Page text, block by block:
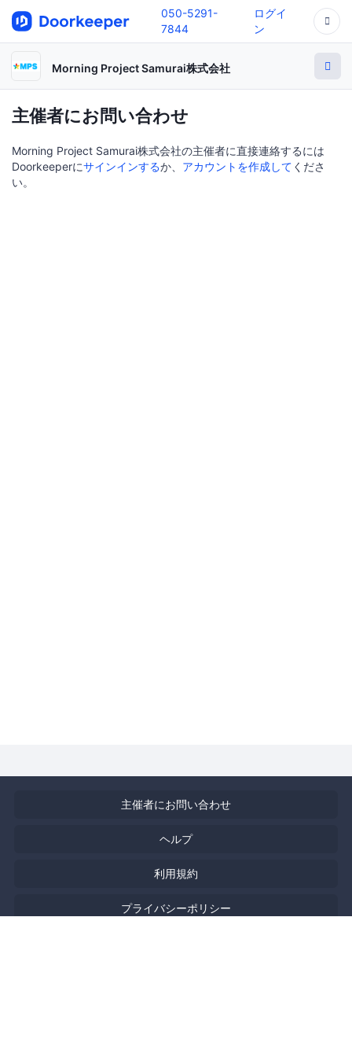
050-5291-
7844
ログイ
ン
Morning Project Samurai株式会社
主催者にお問い合わせ
Morning Project Samurai株式会社の主催者に直接連絡するには
Doorkeeperにサインインするか、 アカウントを作成して くださ
い。
主催者にお問い合わせ
ヘルプ
利用規約
プライバシーポリシー